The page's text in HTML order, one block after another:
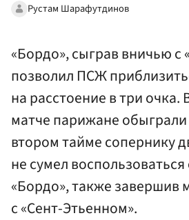
Рустам Шарафутдинов
«Бордо», сыграв вничью с
позволил ПСЖ
на расстоение в три
матче парижане обыграли
втором тайме сопернику
не сумел
«Бордо», также завершив
с «Сент-Этьенном».